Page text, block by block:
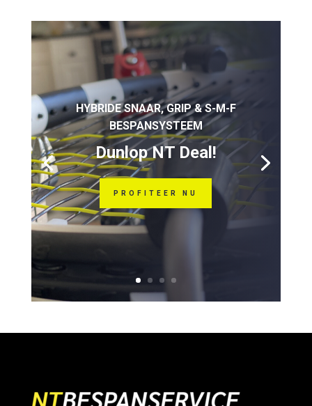
HYBRIDE SNAAR, GRIP & S-M-F
BESPANSYSTEEM
Dunlop NT Deal!
PROFITEER NU